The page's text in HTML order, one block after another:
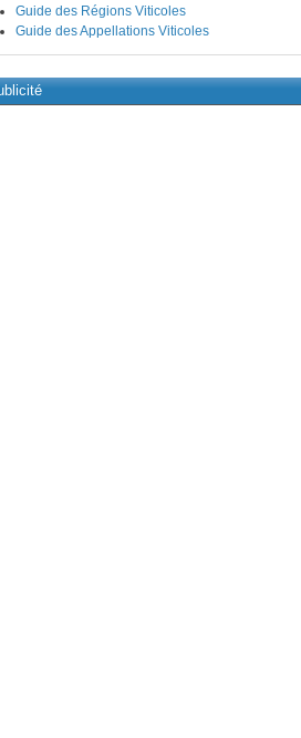
Guide des Régions Viticoles
Guide des Appellations Viticoles